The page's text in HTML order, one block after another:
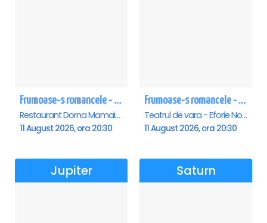
Frumoase-s romancele - Mamaia
Restaurant Dorna Mamaia, Mamaia
11 August 2026, ora 20:30
Frumoase-s romancele - Eforie Nord
Teatrul de vara - Eforie Nord, Eforie-Nord
11 August 2026, ora 20:30
Jupiter Saturn